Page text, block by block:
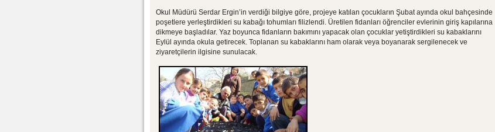
Okul Müdürü Serdar Ergin’in verdiği bilgiye göre, projeye katılan çocukların Şubat ayında okul bahçesinde
poşetlere yerleştirdikleri su kabağı tohumları filizlendi. Üretilen fidanları öğrenciler evlerinin giriş kapılarına
dikmeye başladılar. Yaz boyunca fidanların bakımını yapacak olan çocuklar yetiştirdikleri su kabaklarını
Eylül ayında okula getirecek. Toplanan su kabaklarını ham olarak veya boyanarak sergilenecek ve
ziyaretçilerin ilgisine sunulacak.